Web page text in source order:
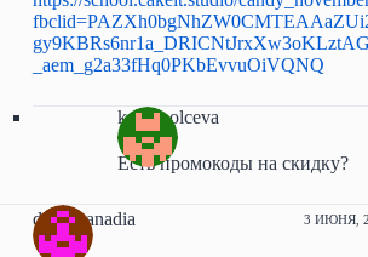
_aem_g2a33fHq0PKbEvvuOiVQNQ
karnapolceva
Есть промокоды на скидку?
dernovanadia 3 ИЮНЯ,